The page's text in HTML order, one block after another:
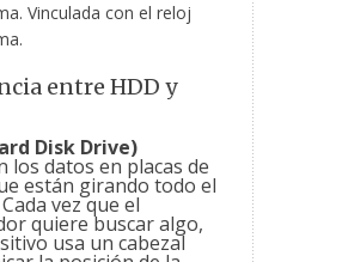
Vinculada con el reloj
entre HDD y
Disk Drive)
los datos en placas de
están girando todo el
vez que el
quiere buscar algo,
usa un cabezal